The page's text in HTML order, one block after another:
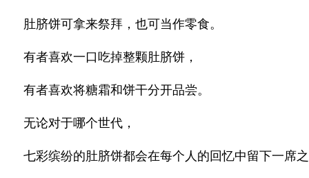
肚脐饼可拿来祭拜，也可当作零食。
有者喜欢一口吃掉整颗肚脐饼，
有者喜欢将糖霜和饼干分开品尝。
无论对于哪个世代，
七彩缤纷的肚脐饼都会在每个人的回忆中留下一席